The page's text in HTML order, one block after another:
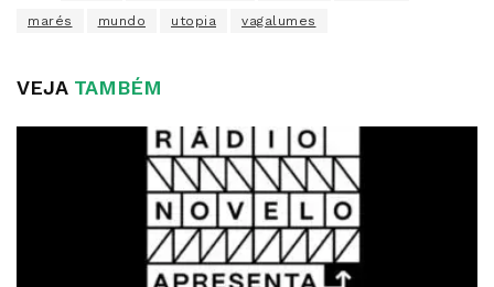
marés mundo utopia vagalumes
VEJATAMBÉM